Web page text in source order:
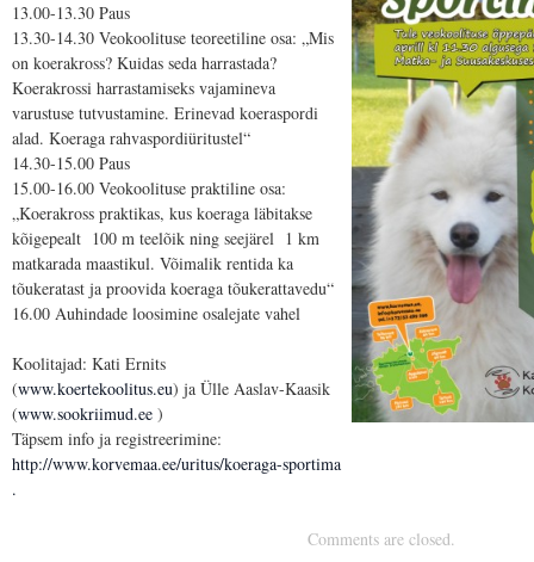
13.00-13.30 Paus
13.30-14.30 Veokoolituse teoreetiline osa: „Mis
on koerakross? Kuidas seda harrastada?
Koerakrossi harrastamiseks vajamineva
varustuse tutvustamine. Erinevad koeraspordi
alad. Koeraga rahvaspordiüritustel“
14.30-15.00 Paus
15.00-16.00 Veokoolituse praktiline osa:
„Koerakross praktikas, kus koeraga läbitakse
kõigepealt 100 m teelõik ning seejärel 1 km
matkarada maastikul. Võimalik rentida ka
tõukeratast ja proovida koeraga tõukerattavedu“
16.00 Auhindade loosimine osalejate vahel
Koolitajad: Kati Ernits
(www.koertekoolitus.eu) ja Ülle Aaslav-Kaasik
(www.sookriimud.ee )
Täpsem info ja registreerimine:
http://www.korvemaa.ee/uritus/koeraga-sportima
.
Comments are closed.